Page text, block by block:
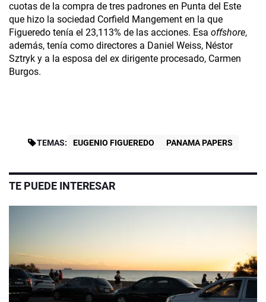
cuotas de la compra de tres padrones en Punta del Este
que hizo la sociedad Corfield Mangement en la que
Figueredo tenía el 23,113% de las acciones. Esa offshore,
además, tenía como directores a Daniel Weiss, Néstor
Sztryk y a la esposa del ex dirigente procesado, Carmen
Burgos.
TEMAS: EUGENIO FIGUEREDO PANAMA PAPERS
TE PUEDE INTERESAR